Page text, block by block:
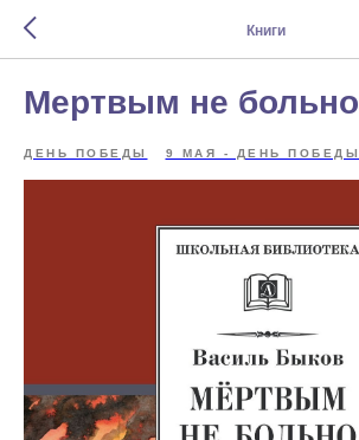
Книги
Мертвым не больно
ДЕНЬ ПОБЕДЫ 9 МАЯ - ДЕНЬ ПОБЕДЫ